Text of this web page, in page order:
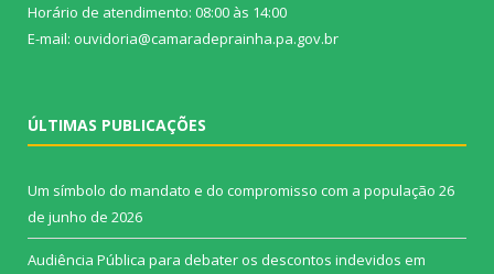
Horário de atendimento: 08:00 às 14:00
E-mail: ouvidoria@camaradeprainha.pa.gov.br
ÚLTIMAS PUBLICAÇÕES
Um símbolo do mandato e do compromisso com a população 26
de junho de 2026
Audiência Pública para debater os descontos indevidos em